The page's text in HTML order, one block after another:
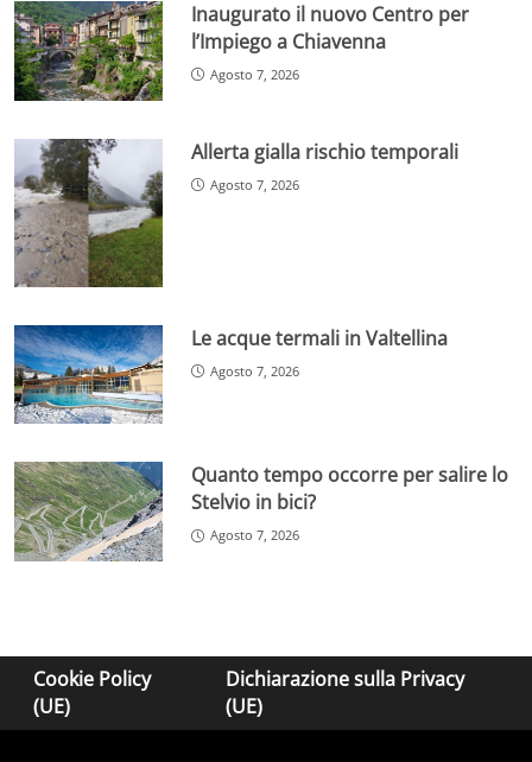
Inaugurato il nuovo Centro per
l’Impiego a Chiavenna
Agosto 7, 2026
Allerta gialla rischio temporali
Agosto 7, 2026
Le acque termali in Valtellina
Agosto 7, 2026
Quanto tempo occorre per salire lo
Stelvio in bici?
Agosto 7, 2026
Cookie Policy
(UE)
Dichiarazione sulla Privacy
(UE)